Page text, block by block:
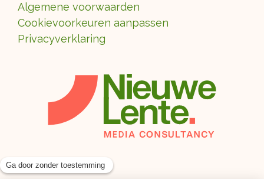
Algemene voorwaarden
Cookievoorkeuren aanpassen
Privacyverklaring